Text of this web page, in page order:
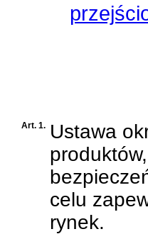
Art. 1. Ustawa
celu
rynek.